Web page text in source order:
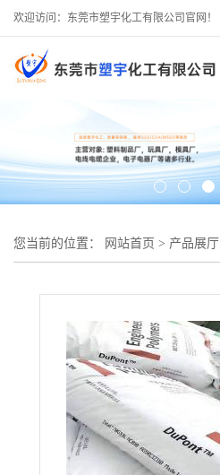
欢迎访问：东莞市塑宇化工有限公司官网！
您当前的位置： 网站首页 > 产品展厅